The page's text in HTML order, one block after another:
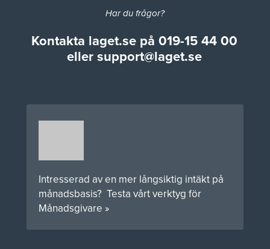
Har du frågor?
Kontakta laget.se på 019-15 44 00
ellersupport@laget.se
Intresserad av en mer långsiktig intäkt på
månadsbasis? Testa vårt verktyg för
Månadsgivare »